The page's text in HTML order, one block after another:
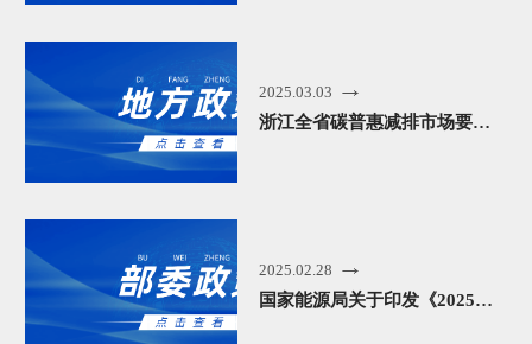
2025.03.03
浙江全省碳普惠减排市场要来啦！3月1日起施行
2025.02.28
国家能源局关于印发《2025年能源工作指导意见》的通知（附解读）